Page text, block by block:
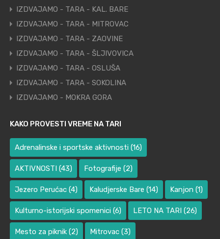
IZDVAJAMO - TARA - KAL. BARE
IZDVAJAMO - TARA - MITROVAC
IZDVAJAMO - TARA - ZAOVINE
IZDVAJAMO - TARA - ŠLJIVOVICA
IZDVAJAMO - TARA - OSLUŠA
IZDVAJAMO - TARA - SOKOLINA
IZDVAJAMO - MOKRA GORA
KAKO PROVESTI VREME NA TARI
Adrenalinske i sportske aktivnosti (16)
AKTIVNOSTI (43) Fotografije (2)
Jezero Perućac (4) Kaludjerske Bare (14) Kanjon (1)
Kulturno-istorijski spomenici (6) LETO NA TARI (26)
Mesto za piknik (2) Mitrovac (3)